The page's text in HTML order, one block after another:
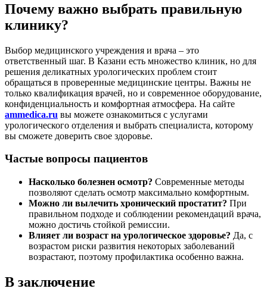
Почему важно выбрать правильную
клинику?
Выбор медицинского учреждения и врача – это
ответственный шаг. В Казани есть множество клиник, но для
решения деликатных урологических проблем стоит
обращаться в проверенные медицинские центры. Важны не
только квалификация врачей, но и современное оборудование,
конфиденциальность и комфортная атмосфера. На сайте
ammedica.ru вы можете ознакомиться с услугами
урологического отделения и выбрать специалиста, которому
вы сможете доверить свое здоровье.
Частые вопросы пациентов
Насколько болезнен осмотр? Современные методы
позволяют сделать осмотр максимально комфортным.
Можно ли вылечить хронический простатит? При
правильном подходе и соблюдении рекомендаций врача,
можно достичь стойкой ремиссии.
Влияет ли возраст на урологическое здоровье? Да, с
возрастом риски развития некоторых заболеваний
возрастают, поэтому профилактика особенно важна.
В заключение